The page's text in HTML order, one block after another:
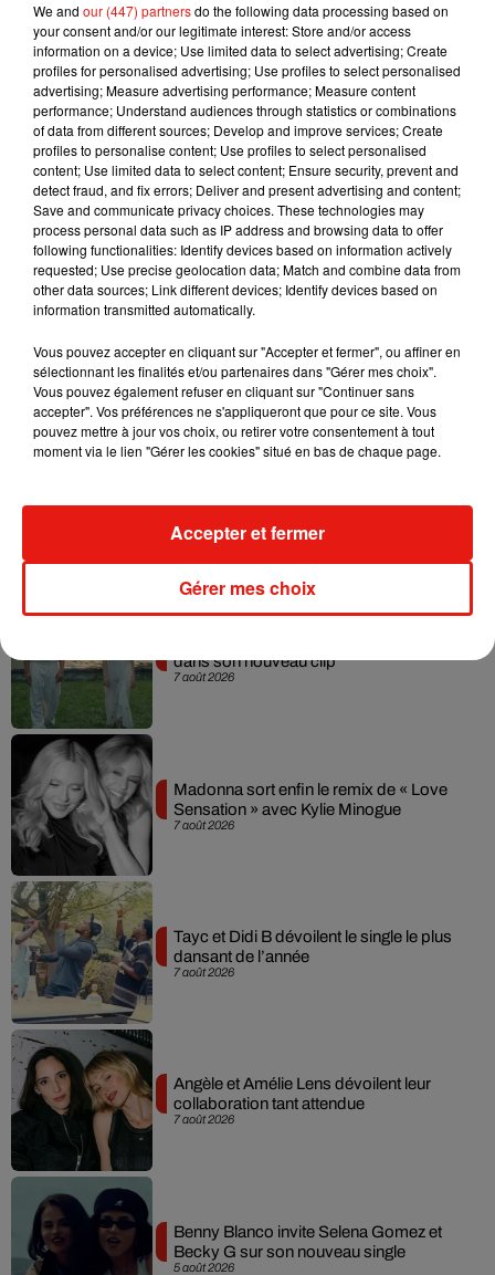
Cet élément est masqué compte-tenu du refus du
dépôt de cookies que vous avez exprimé. Si vous
souhaitez l'afficher, merci de nous donner votre accord
en cliquant sur le bouton ci-dessous.
Afficher l'élément
Les Barbares• De et avec Julie Delpy • Et aussi Sandrine
Kiberlain, Laurent Lafitte, India Hair... Sortie le 18 septembre
2024
Uglies• De McG • Avec Joey King, Chase Stokes Laverne
Cox… • Disponible sur Netflix
Ecouter la chronique cinéDans l’œil d’Iris
Musique
7 août 2026
dans son nouveau clip
7 août 2026
Madonna sort enfin le remix de « Love
Sensation » avec Kylie Minogue
7 août 2026
Tayc et Didi B dévoilent le single le plus
dansant de l’année
7 août 2026
Angèle et Amélie Lens dévoilent leur
collaboration tant attendue
5 août 2026
Benny Blanco invite Selena Gomez et
Becky G sur son nouveau single
We and our (447) partnersdo the following data processing based on
your consent and/or our legitimate interest: Store and/or access
information on a device; Use limited data to select advertising; Create
profiles for personalised advertising; Use profiles to select personalised
advertising; Measure advertising performance; Measure content
performance; Understand audiences through statistics or combinations
of data from different sources; Develop and improve services; Create
profiles to personalise content; Use profiles to select personalised
content; Use limited data to select content; Ensure security, prevent and
detect fraud, and fix errors; Deliver and present advertising and content;
Save and communicate privacy choices. These technologies may
process personal data such as IP address and browsing data to offer
following functionalities: Identify devices based on information actively
requested; Use precise geolocation data; Match and combine data from
other data sources; Link different devices; Identify devices based on
information transmitted automatically.
Vous pouvez accepter en cliquant sur "Accepter et fermer", ou affiner en
sélectionnant les finalités et/ou partenaires dans "Gérer mes choix".
Vous pouvez également refuser en cliquant sur "Continuer sans
accepter". Vos préférences ne s'appliqueront que pour ce site. Vous
pouvez mettre à jour vos choix, ou retirer votre consentement à tout
moment via le lien "Gérer les cookies" situé en bas de chaque page.
Gérer mes choix
Accepter et fermer